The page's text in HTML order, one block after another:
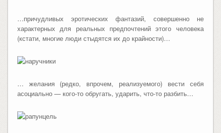
…причудливых эротических фантазий, совершенно не
характерных для реальных предпочтений этого человека
(кстати, многие люди стыдятся их до крайности)…
… желания (редко, впрочем, реализуемого) вести себя
асоциально — кого-то обругать, ударить, что-то разбить…